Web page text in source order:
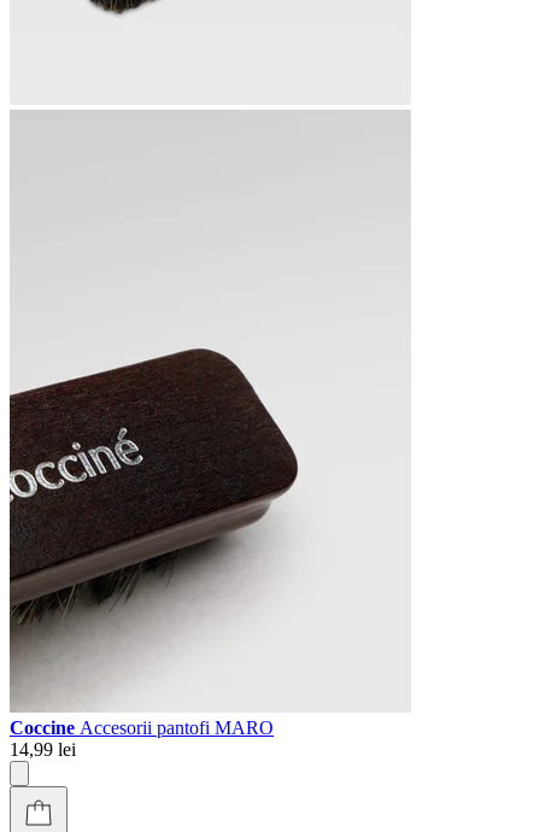
Coccine Accesorii pantofi MARO
14,99 lei